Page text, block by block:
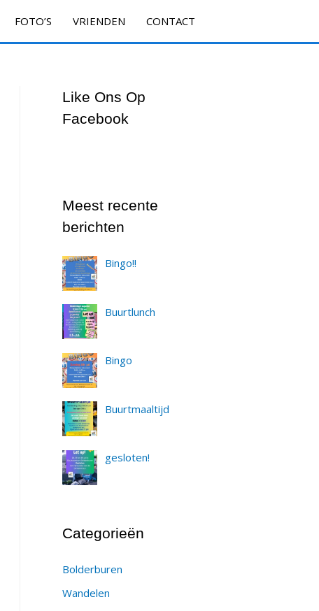
FOTO’S VRIENDEN CONTACT
Like Ons Op
Facebook
Meest recente
berichten
Bingo!!
Buurtlunch
Bingo
Buurtmaaltijd
gesloten!
Categorieën
Bolderburen
Wandelen